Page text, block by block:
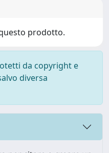
prodotto.
da copyright e
diversa